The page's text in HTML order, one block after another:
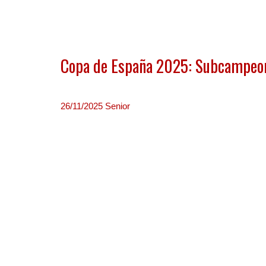
Copa de España 2025:
26/11/2025 Senior